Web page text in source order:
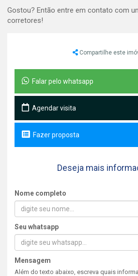
Gostou? Então entre em contato com
corretores!
Compartilhe este
Falar pelo whatsapp
Agendar visita
Fazer proposta
Deseja mais
Nome completo
Seu whatsapp
Mensagem
Além do texto abaixo, escreva quais